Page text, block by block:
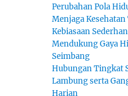
Perubahan Pola
Menjaga
Kebiasaan
Mendukung Gaya
Seimbang
Hubungan Tingkat
Lambung serta
Harian